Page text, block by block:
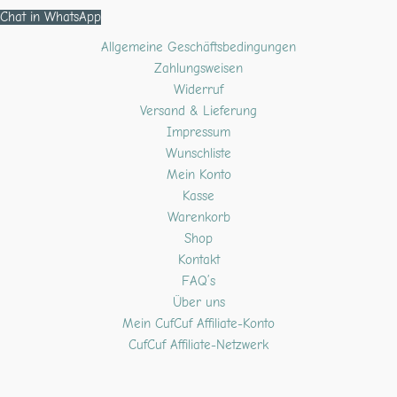
Chat in WhatsApp
Allgemeine Geschäftsbedingungen
Zahlungsweisen
Widerruf
Versand & Lieferung
Impressum
Wunschliste
Mein Konto
Kasse
Warenkorb
Shop
Kontakt
FAQ’s
Über uns
Mein CufCuf Affiliate-Konto
CufCuf Affiliate-Netzwerk